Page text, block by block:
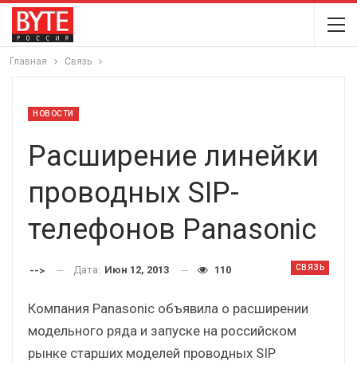
Главная Связь
НОВОСТИ
Расширение линейки
проводных SIP-
телефонов Panasonic
СВЯЗЬ
--> Дата: Июн 12, 2013 110
Компания Panasonic объявила о расширении
модельного ряда и запуске на российском
рынке старших моделей проводных SIP